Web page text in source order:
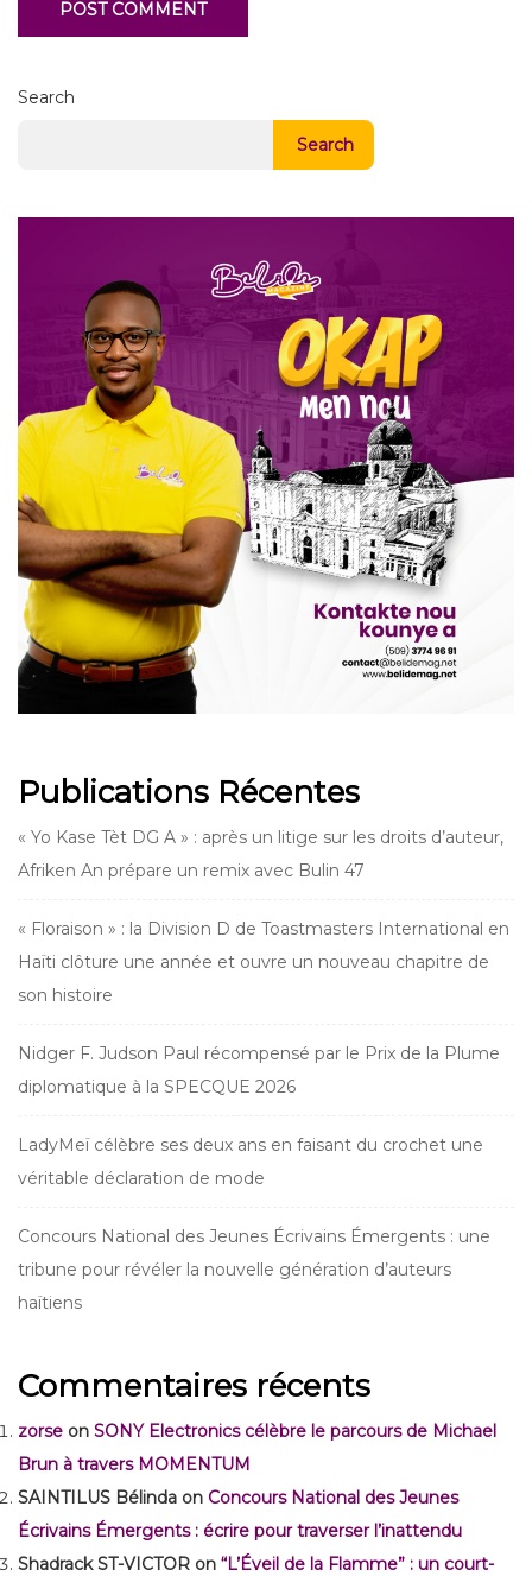
Search
Search
Publications Récentes
« Yo Kase Tèt DG A » : après un litige sur les droits d’auteur,
Afriken An prépare un remix avec Bulin 47
« Floraison » : la Division D de Toastmasters International en
Haïti clôture une année et ouvre un nouveau chapitre de
son histoire
Nidger F. Judson Paul récompensé par le Prix de la Plume
diplomatique à la SPECQUE 2026
LadyMeï célèbre ses deux ans en faisant du crochet une
véritable déclaration de mode
Concours National des Jeunes Écrivains Émergents : une
tribune pour révéler la nouvelle génération d’auteurs
haïtiens
Commentaires récents
zorse on SONY Electronics célèbre le parcours de Michael
Brun à travers MOMENTUM
SAINTILUS Bélinda on Concours National des Jeunes
Écrivains Émergents : écrire pour traverser l’inattendu
Shadrack ST-VICTOR on “L’Éveil de la Flamme” : un court-